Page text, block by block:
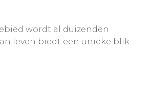
wordt al duizenden
leven biedt een unieke blik